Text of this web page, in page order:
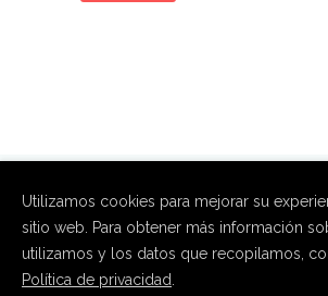
Utilizamos cookies para mejorar su
sitio web. Para obtener más información
utilizamos y los datos que recopilamos,
Política de privacidad